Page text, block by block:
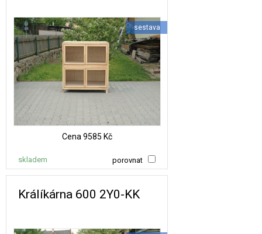
sestava
Cena 9585 Kč
porovnat
skladem
Králíkárna 600 2Y0-KK